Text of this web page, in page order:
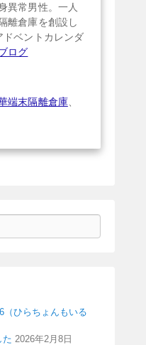
異常男性。一人
離倉庫を創設し
ドベントカレンダ
ログ
端末隔離倉庫、
（ひらちょんもいる
た 2026年2月8日